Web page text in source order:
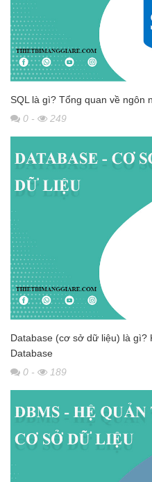
SQL là gì? Tổng quan về ngôn
0 - 249
Database (cơ sở dữ liệu) là gì?
Database
0 - 189